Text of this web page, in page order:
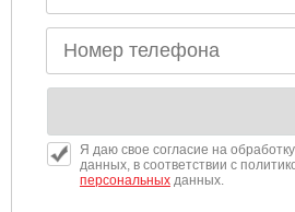
Я даю свое согласие на
данных, в соответствии с
персональныхданных.